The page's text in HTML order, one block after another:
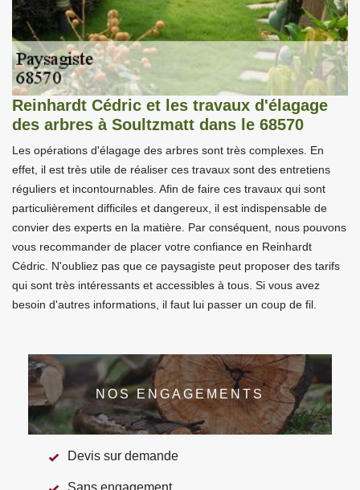
Reinhardt Cédric et les travaux d'élagage
des arbres à Soultzmatt dans le 68570
Les opérations d'élagage des arbres sont très complexes. En
effet, il est très utile de réaliser ces travaux sont des entretiens
réguliers et incontournables. Afin de faire ces travaux qui sont
particulièrement difficiles et dangereux, il est indispensable de
convier des experts en la matière. Par conséquent, nous pouvons
vous recommander de placer votre confiance en Reinhardt
Cédric. N'oubliez pas que ce paysagiste peut proposer des tarifs
qui sont très intéressants et accessibles à tous. Si vous avez
besoin d'autres informations, il faut lui passer un coup de fil.
NOS ENGAGEMENTS
Devis sur demande